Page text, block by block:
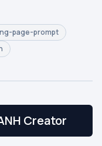
page-prompt
Creator